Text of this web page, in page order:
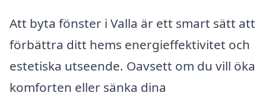
Att byta fönster i Valla är ett smart sätt att
förbättra ditt hems energieffektivitet och
estetiska utseende. Oavsett om du vill öka
komforten eller sänka dina